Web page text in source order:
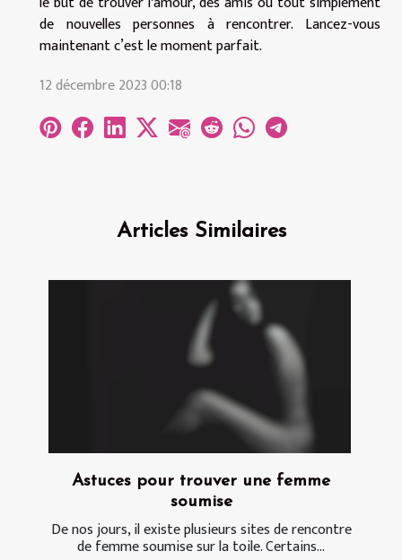
Articles Similaires
Astuces pour trouver une femme
soumise
De nos jours, il existe plusieurs sites de rencontre
de femme soumise sur la toile. Certains...
de nouvelles personnes à rencontrer. Lancez-vous
maintenant c’est le moment parfait.
12 décembre 2023 00:18